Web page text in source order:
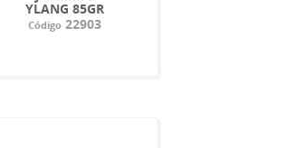
YLANG 85GR
Código 22903